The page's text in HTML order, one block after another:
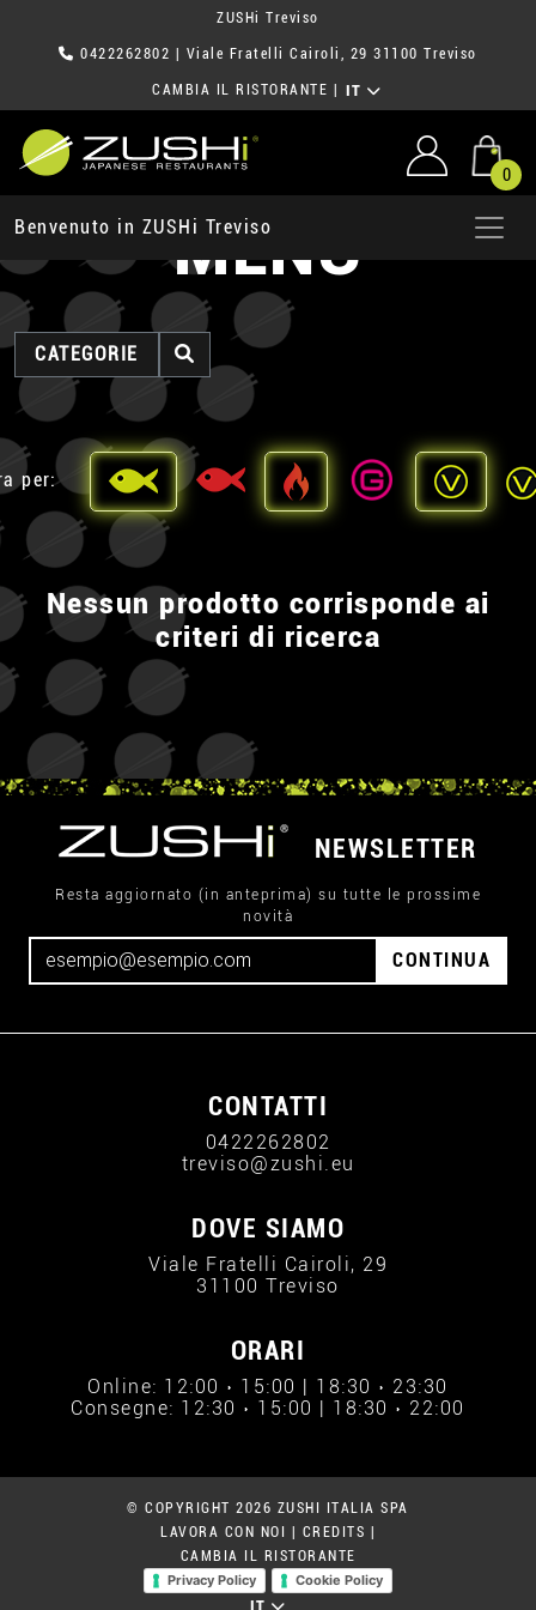
ZUSHi Treviso
0422262802 | Viale Fratelli Cairoli, 29 31100 Treviso
CAMBIA IL RISTORANTE IT
0
Benvenuto in ZUSHi TrevisoMENU
CATEGORIE
per:
Nessun prodotto corrisponde ai
criteri di ricerca
NEWSLETTER
Resta aggiornato (in anteprima) su tutte le prossime
novità
CONTINUA
CONTATTI
0422262802
treviso@zushi.eu
DOVE SIAMO
Viale Fratelli Cairoli, 29
31100 Treviso
ORARI
Online: 12:00 › 15:00 | 18:30 › 23:30
Consegne: 12:30 › 15:00 | 18:30 › 22:00
© COPYRIGHT 2026 ZUSHI ITALIA SPA
LAVORA CON NOI
CREDITS
CAMBIA IL RISTORANTE
Privacy Policy
Cookie Policy